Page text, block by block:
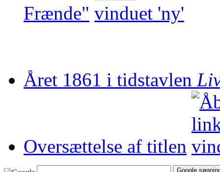
Frænde"
Året 1861 i tidstavlen
Oversættelse af titlen